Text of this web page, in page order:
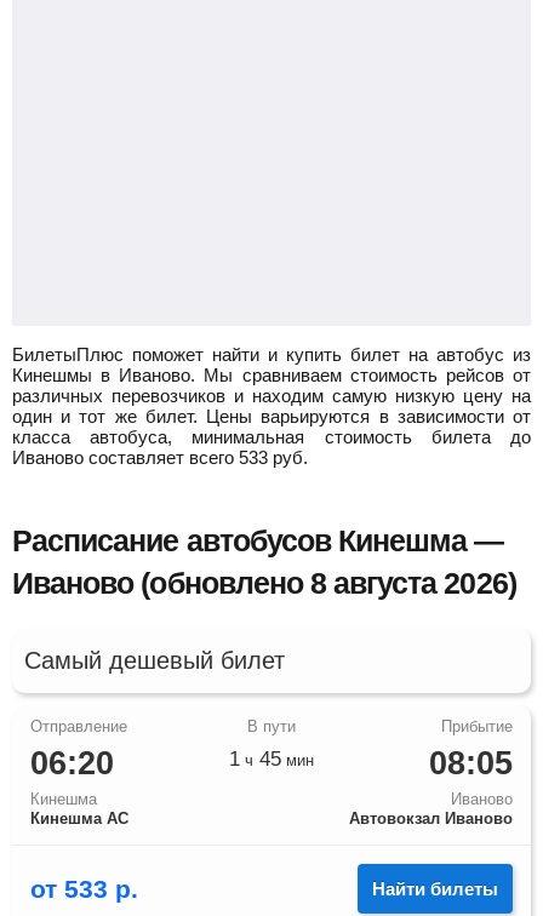
БилетыПлюс поможет найти и купить билет на автобус из
Кинешмы в Иваново. Мы сравниваем стоимость рейсов от
различных перевозчиков и находим самую низкую цену на
один и тот же билет. Цены варьируются в зависимости от
класса автобуса, минимальная стоимость билета до
Иваново составляет всего 533 руб.
Расписание автобусов Кинешма —
Иваново (обновлено 8 августа 2026)
Самый дешевый билет
06:20
Кинешма
Кинешма АС
08:05
Иваново
Автовокзал Иваново
1 ч 45 мин
от 533 р. Найти билеты